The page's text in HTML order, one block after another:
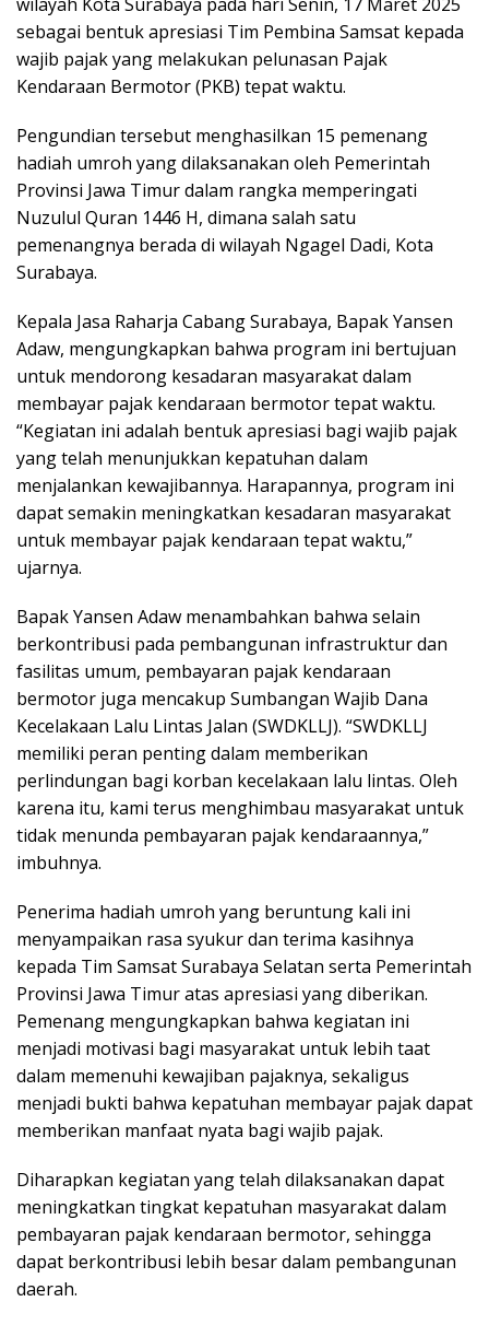
sebagai bentuk apresiasi Tim Pembina Samsat kepada
wajib pajak yang melakukan pelunasan Pajak
Kendaraan Bermotor (PKB) tepat waktu.
Pengundian tersebut menghasilkan 15 pemenang
hadiah umroh yang dilaksanakan oleh Pemerintah
Provinsi Jawa Timur dalam rangka memperingati
Nuzulul Quran 1446 H, dimana salah satu
pemenangnya berada di wilayah Ngagel Dadi, Kota
Surabaya.
Kepala Jasa Raharja Cabang Surabaya, Bapak Yansen
Adaw, mengungkapkan bahwa program ini bertujuan
untuk mendorong kesadaran masyarakat dalam
membayar pajak kendaraan bermotor tepat waktu.
“Kegiatan ini adalah bentuk apresiasi bagi wajib pajak
yang telah menunjukkan kepatuhan dalam
menjalankan kewajibannya. Harapannya, program ini
dapat semakin meningkatkan kesadaran masyarakat
untuk membayar pajak kendaraan tepat waktu,”
ujarnya.
Bapak Yansen Adaw menambahkan bahwa selain
berkontribusi pada pembangunan infrastruktur dan
fasilitas umum, pembayaran pajak kendaraan
bermotor juga mencakup Sumbangan Wajib Dana
Kecelakaan Lalu Lintas Jalan (SWDKLLJ). “SWDKLLJ
memiliki peran penting dalam memberikan
perlindungan bagi korban kecelakaan lalu lintas. Oleh
karena itu, kami terus menghimbau masyarakat untuk
tidak menunda pembayaran pajak kendaraannya,”
imbuhnya.
Penerima hadiah umroh yang beruntung kali ini
menyampaikan rasa syukur dan terima kasihnya
kepada Tim Samsat Surabaya Selatan serta Pemerintah
Provinsi Jawa Timur atas apresiasi yang diberikan.
Pemenang mengungkapkan bahwa kegiatan ini
menjadi motivasi bagi masyarakat untuk lebih taat
dalam memenuhi kewajiban pajaknya, sekaligus
menjadi bukti bahwa kepatuhan membayar pajak dapat
memberikan manfaat nyata bagi wajib pajak.
Diharapkan kegiatan yang telah dilaksanakan dapat
meningkatkan tingkat kepatuhan masyarakat dalam
pembayaran pajak kendaraan bermotor, sehingga
dapat berkontribusi lebih besar dalam pembangunan
daerah.